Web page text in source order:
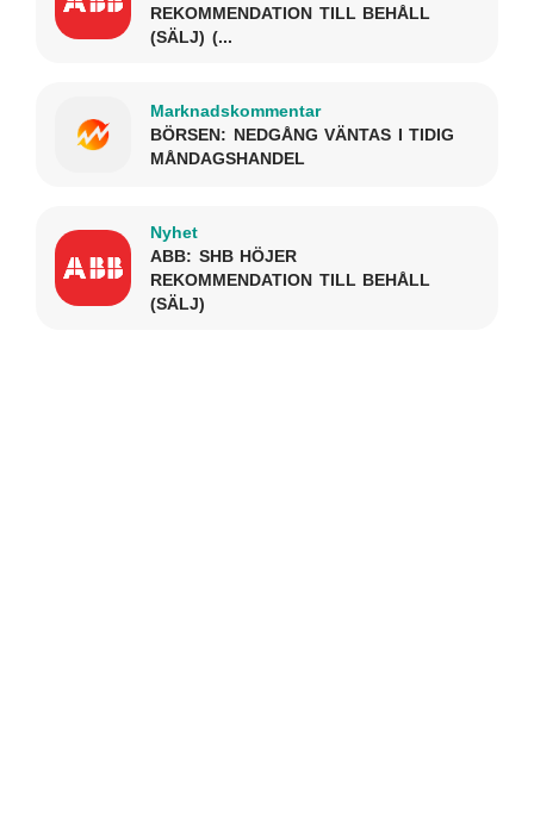
REKOMMENDATION TILL BEHÅLL
(SÄLJ) (...
Marknadskommentar
BÖRSEN: NEDGÅNG VÄNTAS I TIDIG
MÅNDAGSHANDEL
Nyhet
ABB: SHB HÖJER
REKOMMENDATION TILL BEHÅLL
(SÄLJ)